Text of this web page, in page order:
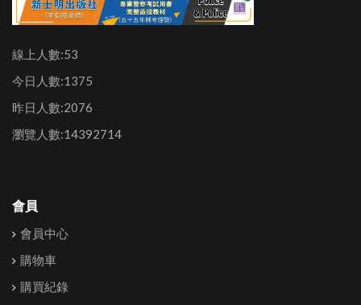
線上人數:53
今日人數:1375
昨日人數:2076
瀏覽人數:14392714
會員
會員中心
購物車
購買紀錄